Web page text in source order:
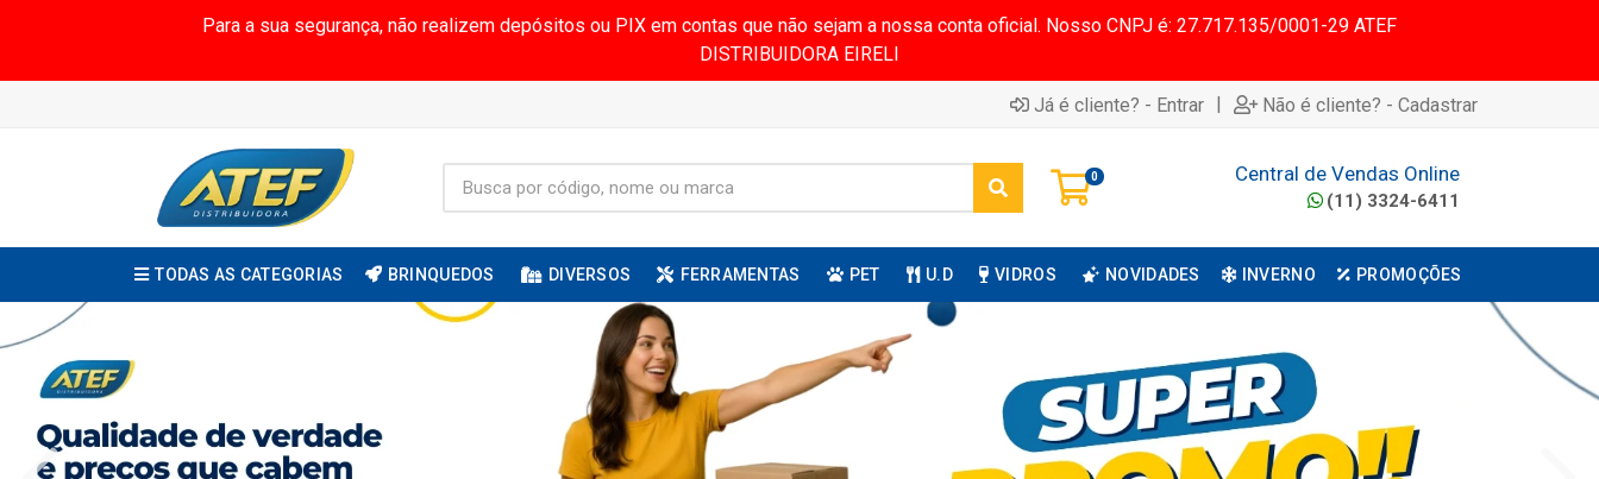
Para a sua segurança, não realizem depósitos ou PIX em contas que não sejam a nossa conta oficial. Nosso CNPJ é: 27.717.135/0001-29 ATEF
DISTRIBUIDORA EIRELI
Já é cliente? - Entrar | Não é cliente? - Cadastrar
0 Central de Vendas Online
(11) 3324-6411
TODAS AS CATEGORIAS BRINQUEDOS DIVERSOS FERRAMENTAS PET U.D VIDROS NOVIDADES INVERNO PROMOÇÕES